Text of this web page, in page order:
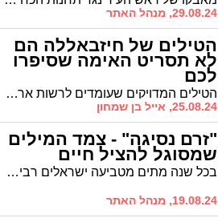
29.08.24, מנהל האתר
הטילים של חיזבאללה הם
לא תסריט האימה שסיפרו
לכם
הטילים המדויקים שעומדים לרשות ארגון הטרור חיזבאללה הם פחות מפחידים ממה שנוטים לחשוב רבים בישראל. באלו טילים מדובר, מהן האופציות של החיזבאללה ומהן התשובות של ישראל? כל הפרטים בפנים.
25.08.24, אייל בן שמחון
"זרם נסיגה" - צמד המילים
שמסוגל להציל חיים
בכל שנה מתים מטביעה ישראלים רבים שמוצאים עצמם נסחפים במערבולות וטובעים למוות. היכרות עם הכלל הבסיסי בים עשויה להציל חיים / חובת קריאה
19.08.24, מנהל האתר